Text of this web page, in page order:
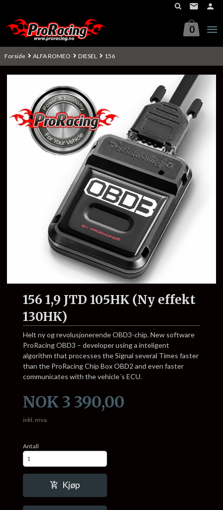
innholdet
0
Forside ALFA ROMEO DIESEL 156
156 1,9 JTD 105HK (Ny effekt
130HK)
Helt ny og revolusjonerende OBD3-chip. New software
ProRacing OBD3 – developer using a inteligent
algorithm that processes the Signal several Times faster
than the ProRacing Chip Box OBD2 and even faster
communicates with the vehicle´s ECU.
Pris
NOK 3 390,00
inkl. mva.
Antall
Kjøp